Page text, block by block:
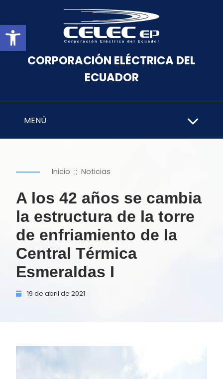
Abrir barra de herramientas
CORPORACIÓN ELÉCTRICA DEL
ECUADOR
MENÚ
Inicio :: Noticias
A los 42 años se cambia
la estructura de la torre
de enfriamiento de la
Central Térmica
Esmeraldas I
19 de abril de 2021